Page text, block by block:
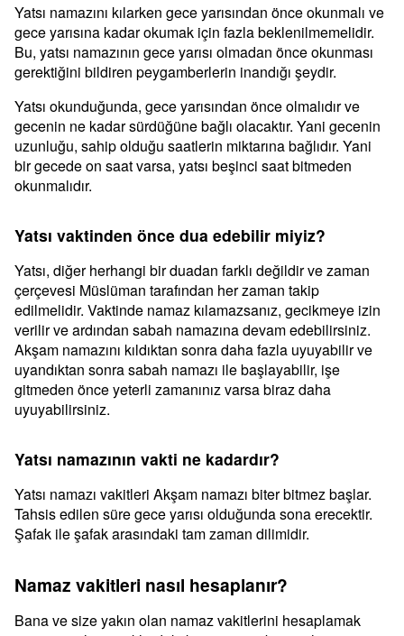
Yatsı namazını kılarken gece yarısından önce okunmalı ve
gece yarısına kadar okumak için fazla beklenilmemelidir.
Bu, yatsı namazının gece yarısı olmadan önce okunması
gerektiğini bildiren peygamberlerin inandığı şeydir.
Yatsı okunduğunda, gece yarısından önce olmalıdır ve
gecenin ne kadar sürdüğüne bağlı olacaktır. Yani gecenin
uzunluğu, sahip olduğu saatlerin miktarına bağlıdır. Yani
bir gecede on saat varsa, yatsı beşinci saat bitmeden
okunmalıdır.
Yatsı vaktinden önce dua edebilir miyiz?
Yatsı, diğer herhangi bir duadan farklı değildir ve zaman
çerçevesi Müslüman tarafından her zaman takip
edilmelidir. Vaktinde namaz kılamazsanız, gecikmeye izin
verilir ve ardından sabah namazına devam edebilirsiniz.
Akşam namazını kıldıktan sonra daha fazla uyuyabilir ve
uyandıktan sonra sabah namazı ile başlayabilir, işe
gitmeden önce yeterli zamanınız varsa biraz daha
uyuyabilirsiniz.
Yatsı namazının vakti ne kadardır?
Yatsı namazı vakitleri Akşam namazı biter bitmez başlar.
Tahsis edilen süre gece yarısı olduğunda sona erecektir.
Şafak ile şafak arasındaki tam zaman dilimidir.
Namaz vakitleri nasıl hesaplanır?
Bana ve size yakın olan namaz vakitlerini hesaplamak